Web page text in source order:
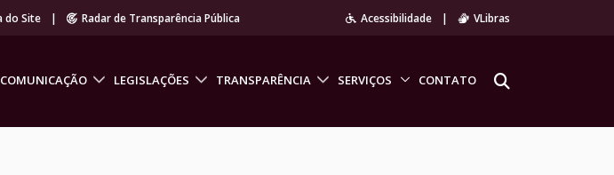
do Site | Radar de Transparência Pública Acessibilidade | VLibras
COMUNICAÇÃO LEGISLAÇÕES TRANSPARÊNCIA SERVIÇOS CONTATO